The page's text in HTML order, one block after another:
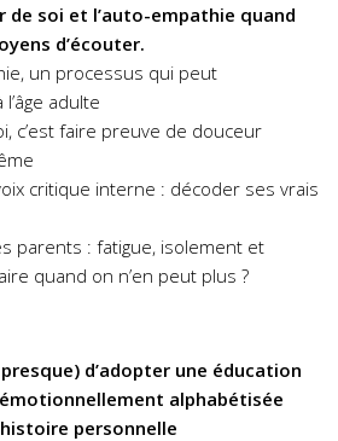
de soi et l’auto-empathie quand
d’écouter.
un processus qui peut
adulte
c’est faire preuve de douceur
critique interne : décoder ses vrais
parents : fatigue, isolement et
quand on n’en peut plus ?
d’adopter une éducation
alphabétisée
personnelle